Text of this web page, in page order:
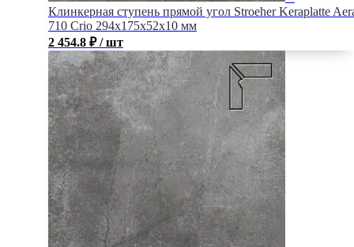
Клинкерная ступень прямой угол Stroeher Keraplatte
710 Crio 294x175x52x10 мм
2 454.8 ₽ / шт